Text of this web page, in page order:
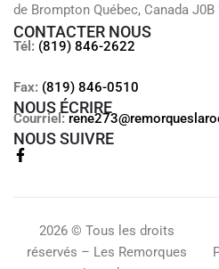
de Brompton Québec, Canada J0B
CONTACTER NOUS
Tél: (819) 846-2622
Fax: (819) 846-0510
NOUS ÉCRIRE
Courriel:
NOUS SUIVRE
2026 © Tous les droits
réservés – Les Remorques